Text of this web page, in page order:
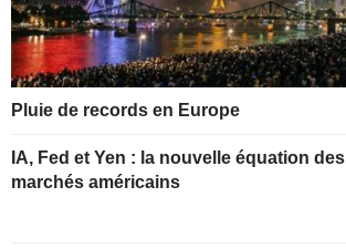
Pluie de records en Europe
IA, Fed et Yen : la nouvelle équation des
marchés américains